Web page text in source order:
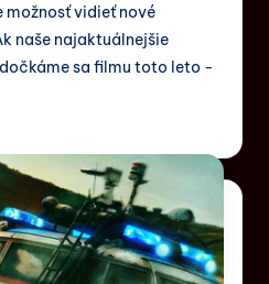
možnosť vidieť nové
naše najaktuálnejšie
sa filmu toto leto -